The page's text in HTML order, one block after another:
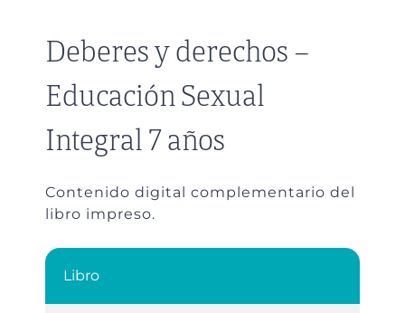
Deberes y derechos –
Educación Sexual
Integral 7 años
Contenido digital complementario del
libro impreso.
Libro